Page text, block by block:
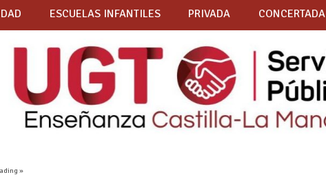
ESCUELAS INFANTILES PRIVADA CONCERTADA
»